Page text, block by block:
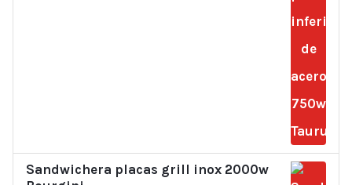
Sandwichera placas grill inox 2000w